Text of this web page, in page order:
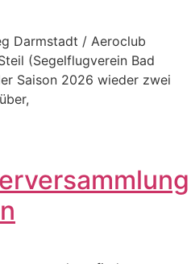
Darmstadt / Aeroclub
(Segelflugverein Bad
Saison 2026 wieder zwei